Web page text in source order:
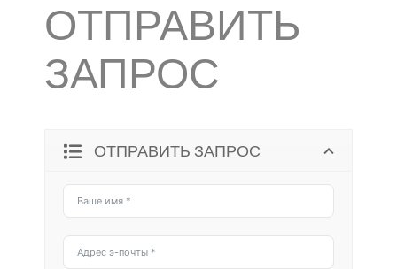
ОТПРАВИТЬ
ЗАПРОС
ОТПРАВИТЬ ЗАПРОС